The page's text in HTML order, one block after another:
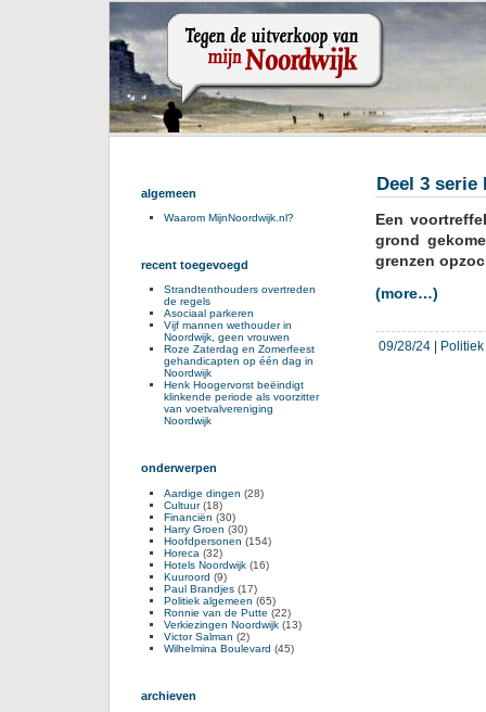
Deel 3 serie
Een
grond
grenzen
(more…)
09/28/24
algemeen
Waarom MijnNoordwijk.nl?
recent toegevoegd
Strandtenthouders overtreden
de regels
Asociaal parkeren
Vijf mannen wethouder in
Noordwijk, geen vrouwen
Roze Zaterdag en Zomerfeest
gehandicapten op één dag in
Noordwijk
Henk Hoogervorst beëindigt
klinkende periode als voorzitter
van voetvalvereniging
Noordwijk
onderwerpen
Aardige dingen (28)
Cultuur(18)
Financiën (30)
Harry Groen (30)
Hoofdpersonen (154)
Horeca (32)
Hotels Noordwijk (16)
Kuuroord (9)
Paul Brandjes (17)
Politiek algemeen (65)
Ronnie van de Putte (22)
Verkiezingen Noordwijk (13)
Victor Salman (2)
Wilhelmina Boulevard (45)
archieven